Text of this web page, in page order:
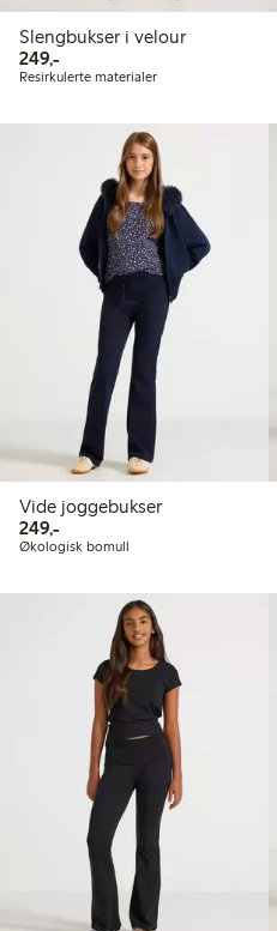
Slengbukser i velour
249,-249,00 kr
Resirkulerte materialer
Vide joggebukser
249,-249,00 kr
Økologisk bomull